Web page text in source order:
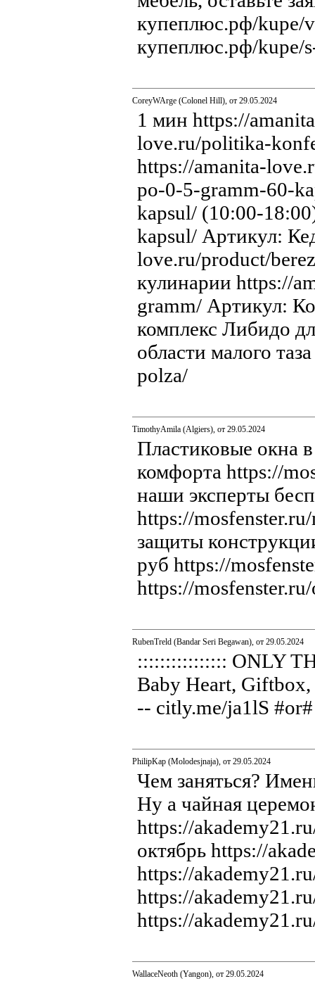
купеплюс.рф/kupe/
купеплюс.рф/kupe/
CoreyWArge (Colonel Hill), от 29.05.2024
1 мин https://
love.ru/politika-
https://amanita-
po-0-5-gramm-60-
kapsul/ (10:00-
kapsul/ Артикул:
love.ru/product/
кулинарии https://
gramm/ Артикул:
комплекс Либидо
области малого
polza/
TimothyAmila (Algiers), от 29.05.2024
Пластиковые окна
комфорта https://
наши эксперты
https://
защиты
руб https://
https://
RubenTreld (Bandar Seri Begawan), от 29.05.2024
:::::::::::::::: ONLY
Baby Heart,
-- citly.me/ja1lS
PhilipKap (Molodesjnaja), от 29.05.2024
Чем заняться?
Ну а чайная
https://
октябрь https://
https://
https://
https://
WallaceNeoth (Yangon), от 29.05.2024